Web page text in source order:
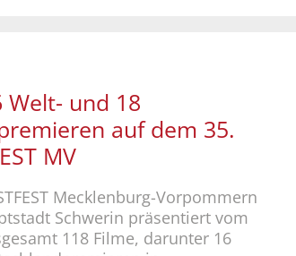
Welt- und 18
auf dem 35.
MV
Mecklenburg-Vorpommern
Schwerin präsentiert vom
118 Filme, darunter 16